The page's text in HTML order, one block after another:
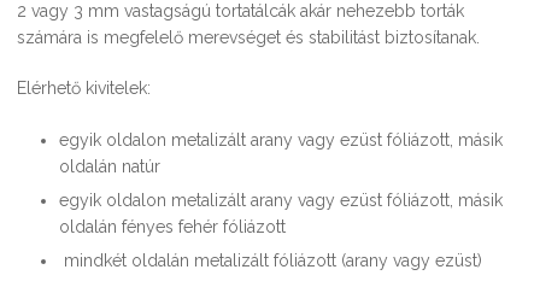
2 vagy 3 mm vastagságú tortatálcák akár nehezebb torták
számára is megfelelő merevséget és stabilitást biztosítanak.
Elérhető kivitelek:
egyik oldalon metalizált arany vagy ezüst fóliázott, másik
oldalán natúr
egyik oldalon metalizált arany vagy ezüst fóliázott, másik
oldalán fényes fehér fóliázott
mindkét oldalán metalizált fóliázott (arany vagy ezüst)